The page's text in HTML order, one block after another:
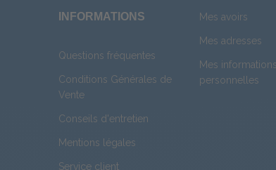
INFORMATIONS
Questions fréquentes
Conditions Générales de
Vente
Conseils d'entretien
Mentions légales
Service client
Mes avoirs
Mes adresses
Mes
personnelles